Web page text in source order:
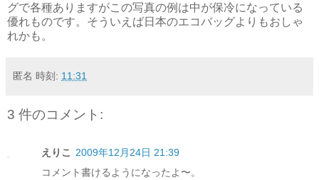
グで各種ありますがこの写真の例は中が保冷になっている
優れものです。そういえば日本のエコバッグよりもおしゃ
れかも。
匿名 時刻: 11:31
3 件のコメント:
えりこ
2009年12月24日 21:39
コメント書けるようになったよ〜。